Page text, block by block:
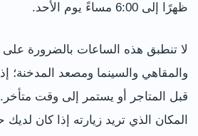
ظهرًا إلى 6:00 مساءً يوم الأحد.
لا تنطبق هذه الساعات بالضرورة
والمقاهي والسينما ومصعد المدخنة؛
قبل المتاجر أو يستمر إلى وقت
المكان الذي تريد زيارته إذا كان